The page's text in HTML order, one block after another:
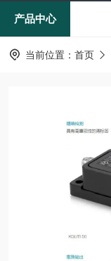
产品中心
当前位置： 首页